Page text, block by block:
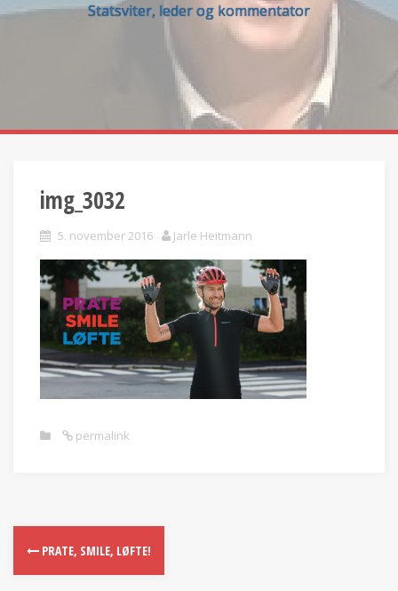
Statsviter, leder og kommentator
img_3032
5. november 2016 Jarle Heitmann
permalink
PRATE, SMILE, LØFTE!